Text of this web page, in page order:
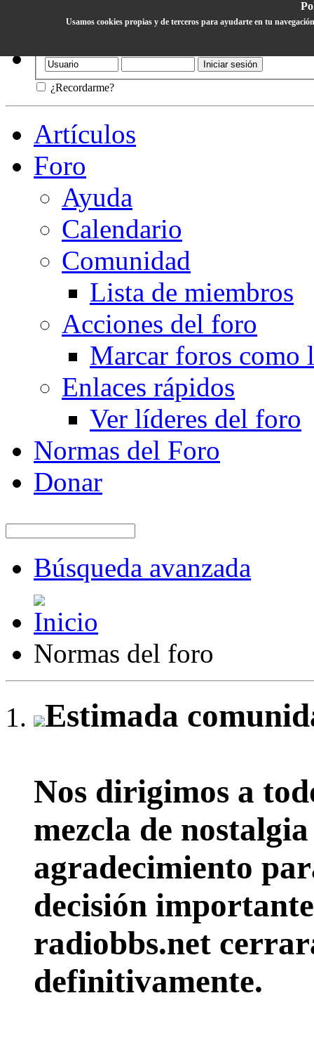
¿Recordarme?
Usamos cookies propias y de terceros para ayudarte en tu
Artículos
Foro
Ayuda
Calendario
Comunidad
Lista de miembros
Acciones del foro
Marcar foros como
Enlaces rápidos
Ver líderes del foro
Normas del Foro
Donar
Búsqueda avanzada
Normas del foro
Estimada
Nos dirigimos a
mezcla de
agradecimiento
decisión
radiobbs.net
definitivamente.